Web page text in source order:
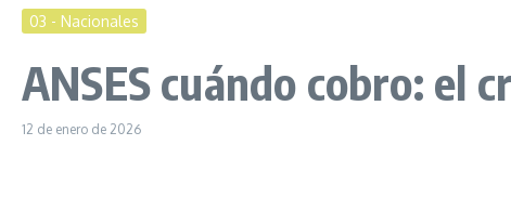
03 - Nacionales
ANSES cuándo cobro: el
12 de enero de 2026